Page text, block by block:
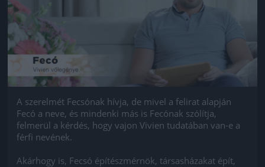
A szerelmét Fecsónak hívja, de mivel a felirat alapján
Fecó a neve, és mindenki más is Fecónak szólítja,
felmerül a kérdés, hogy vajon Vivien tudatában van-e a
férfi nevének.
Akárhogy is, Fecsó építészmérnök, társasházakat épít,